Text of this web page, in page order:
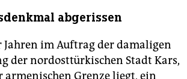
abgerissen
Jahren im Auftrag der damaligen
der nordosttürkischen Stadt Kars,
armenischen Grenze liegt, ein